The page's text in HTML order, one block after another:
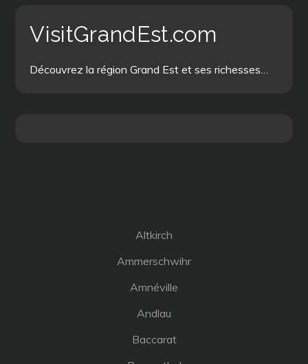
VisitGrandEst.com
Découvrez la région Grand Est et ses richesses…
Altkirch
Ammerschwihr
Amnéville
Andlau
Baccarat